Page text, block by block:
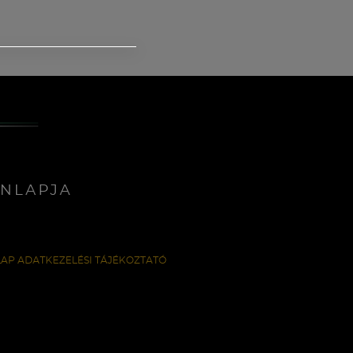
ADATKEZELÉSI TÁJÉKOZTATÓ